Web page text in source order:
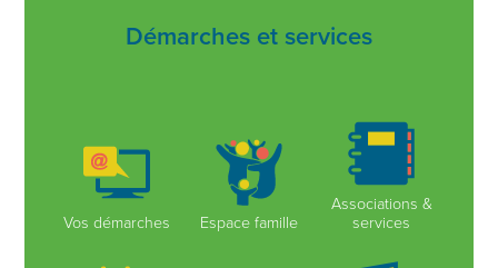
Démarches et services
Vos démarches Espace famille
Associations &
services